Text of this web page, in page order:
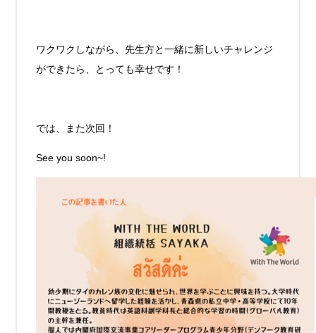
ワクワクしながら、先生方と一緒に新しいチャレンジ
ができたら、とっても幸せです！
では、また次回！
See you soon~!